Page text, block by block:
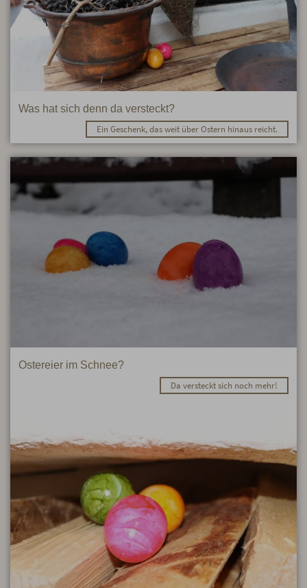
Was hat sich denn da versteckt?
Ein Geschenk, das weit über Ostern hinaus reicht.
Ostereier im Schnee?
Da versteckt sich noch mehr!